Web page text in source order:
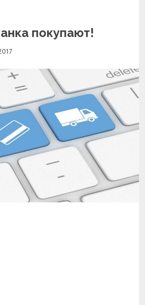
покупают!